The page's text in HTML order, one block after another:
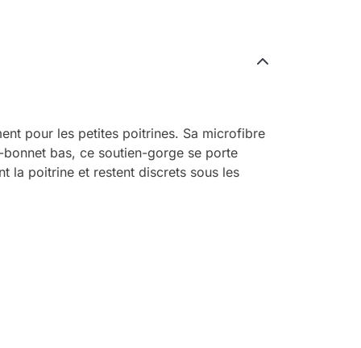
pour les petites poitrines. Sa microfibre
bas, ce soutien-gorge se porte
la poitrine et restent discrets sous les